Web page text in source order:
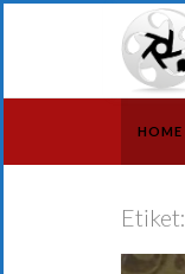
HOME
Etiket: